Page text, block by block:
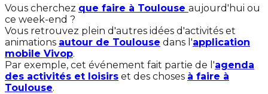
Vous cherchez que faire à Toulouse aujourd'hui ou
ce week-end ?
Vous retrouvez plein d'autres idées d'activités et
animations autour de Toulouse dans l'application
mobile Vivop.
Par exemple, cet événement fait partie de l'agenda
des activités et loisirs et des choses à faire à
Toulouse.